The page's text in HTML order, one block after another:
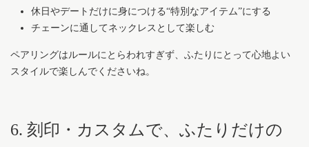
休日やデートだけに身につける“特別なアイテム”にする
チェーンに通してネックレスとして楽しむ
ペアリングはルールにとらわれすぎず、ふたりにとって心地よい
スタイルで楽しんでくださいね。
6. 刻印・カスタムで、ふたりだけの